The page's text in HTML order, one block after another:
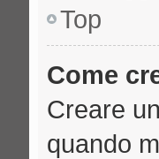
Top
Come
Creare
quando